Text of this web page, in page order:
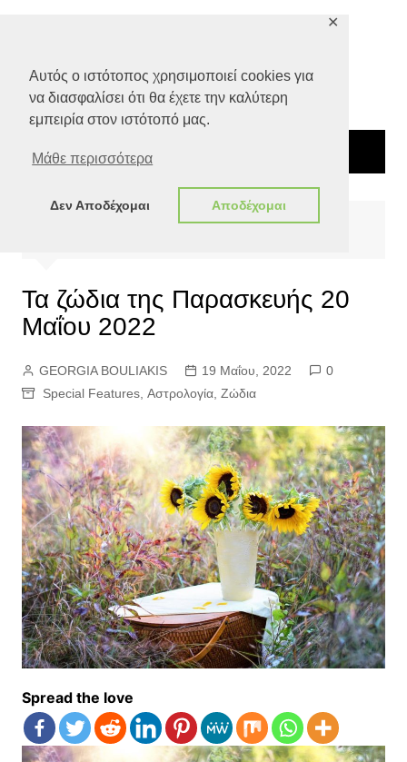
Αυτός ο ιστότοπος χρησιμοποιεί cookies για
να διασφαλίσει ότι θα έχετε την καλύτερη
εμπειρία στον ιστότοπό μας.
Μάθε περισσότερα
Δεν Αποδέχομαι Αποδέχομαι
✕
Special Features
Τα ζώδια της Παρασκευής 20
Μαΐου 2022
GEORGIA BOULIAKIS 19 Μαΐου, 2022
0
Special Features, Αστρολογία, Ζώδια
Spread the love